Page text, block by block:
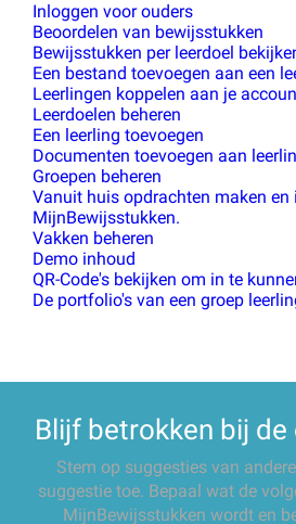
Inloggen voor ouders
Beoordelen van bewijsstukken
Bewijsstukken per leerdoel
Een bestand toevoegen aan een
Leerlingen koppelen aan je
Leerdoelen beheren
Een leerling toevoegen
Documenten toevoegen aan
Groepen beheren
Vanuit huis opdrachten maken en
MijnBewijsstukken.
Vakken beheren
Demo inhoud
QR-Code's bekijken om in te
De portfolio's van een groep
Blijf betrokken bij
Stem op suggesties van
suggestie toe. Bepaal wat de
MijnBewijsstukken wordt en